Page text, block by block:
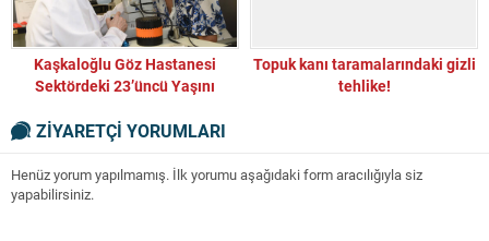
Kaşkaloğlu Göz Hastanesi
Sektördeki 23’üncü Yaşını
Topuk kanı taramalarındaki gizli
tehlike!
ZİYARETÇİ YORUMLARI
Henüz yorum yapılmamış. İlk yorumu aşağıdaki form aracılığıyla siz
yapabilirsiniz.